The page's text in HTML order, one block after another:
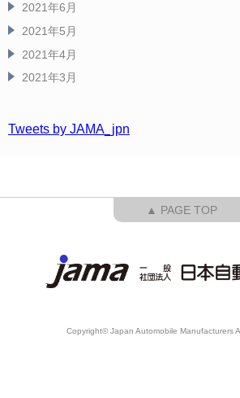
2021年6月
2021年5月
2021年4月
2021年3月
Tweets by JAMA_jpn
▲ PAGE TOP
Copyright© Japan Automobile Manufacturers